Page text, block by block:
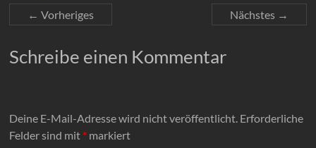
← Vorheriges Nächstes →
Schreibe einen Kommentar
Deine E-Mail-Adresse wird nicht veröffentlicht. Erforderliche
Felder sind mit * markiert